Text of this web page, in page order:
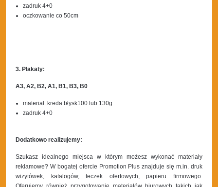
zadruk 4+0
oczkowanie co 50cm
3. Plakaty:
A3, A2, B2, A1, B1, B3, B0
materiał: kreda błysk100 lub 130g
zadruk 4+0
Dodatkowo realizujemy:
Szukasz idealnego miejsca w którym możesz wykonać materiały
reklamowe? W bogatej ofercie Promotion Plus znajduje się m.in. druk
wizytówek, katalogów, teczek ofertowych, papieru firmowego.